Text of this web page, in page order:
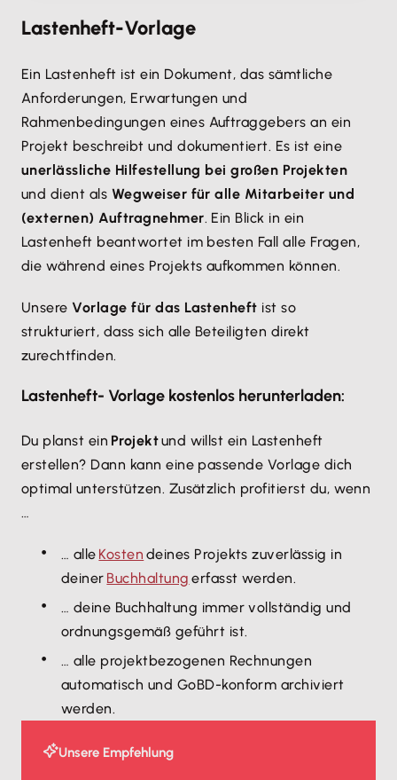
Lastenheft-Vorlage
Ein Lastenheft ist ein Dokument, das sämtliche
Anforderungen, Erwartungen und
Rahmenbedingungen eines Auftraggebers an ein
Projekt beschreibt und dokumentiert. Es ist eine
unerlässliche Hilfestellung bei großen Projekten
und dient als Wegweiser für alle Mitarbeiter und
(externen) Auftragnehmer. Ein Blick in ein
Lastenheft beantwortet im besten Fall alle Fragen,
die während eines Projekts aufkommen können.
Unsere Vorlage für das Lastenheft ist so
strukturiert, dass sich alle Beteiligten direkt
zurechtfinden.
Lastenheft- Vorlage kostenlos herunterladen:
Du planst ein Projektund willst ein Lastenheft
erstellen? Dann kann eine passende Vorlage dich
optimal unterstützen. Zusätzlich profitierst du, wenn
…
… alle Kosten deines Projekts zuverlässig in
deiner Buchhaltung erfasst werden.
… deine Buchhaltung immer vollständig und
ordnungsgemäß geführt ist.
… alle projektbezogenen Rechnungen
automatisch und GoBD-konform archiviert
werden.
Unsere Empfehlung